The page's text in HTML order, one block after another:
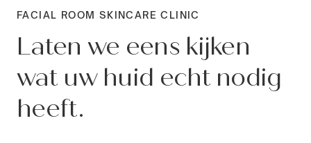
FACIAL ROOM SKINCARE CLINIC
Laten we eens kijken
wat uw huid echt nodig
heeft.